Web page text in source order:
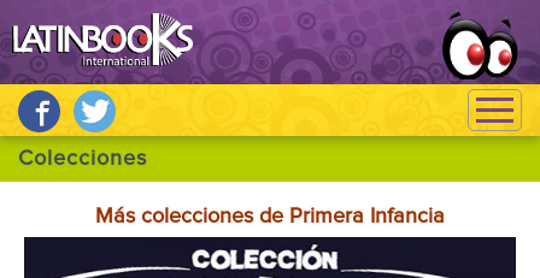
Más colecciones de Primera Infancia